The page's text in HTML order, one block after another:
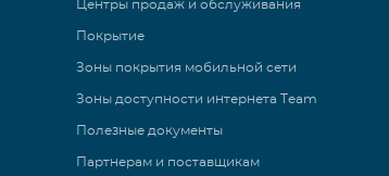
Центры продаж и обслуживания
Покрытие
Зоны покрытия мобильной сети
Зоны доступности интернета Team
Полезные документы
Партнерам и поставщикам